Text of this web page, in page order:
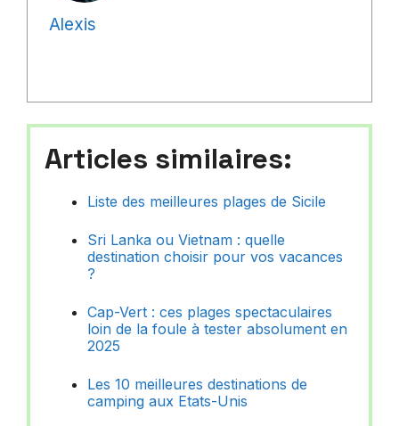
Alexis
Articles similaires:
Liste des meilleures plages de Sicile
Sri Lanka ou Vietnam : quelle
destination choisir pour vos vacances
?
Cap-Vert : ces plages spectaculaires
loin de la foule à tester absolument en
2025
Les 10 meilleures destinations de
camping aux Etats-Unis